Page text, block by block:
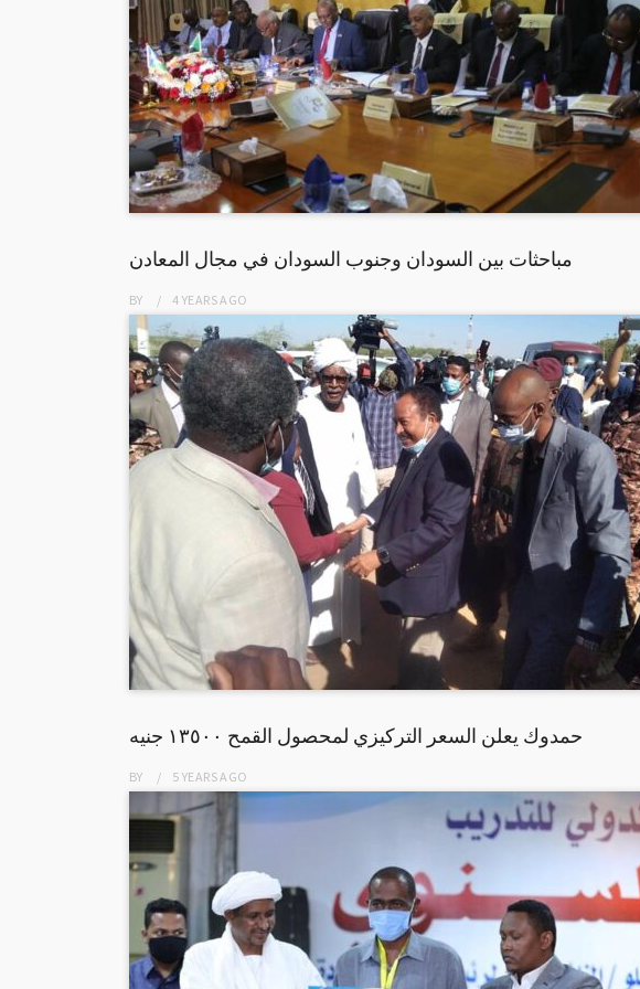
مباحثات بين السودان وجنوب السودان في مجال المعادن
BY 4 YEARSAGO
حمدوك يعلن السعر التركيزي لمحصول القمح ١٣٥٠٠ جنيه
BY 5 YEARSAGO